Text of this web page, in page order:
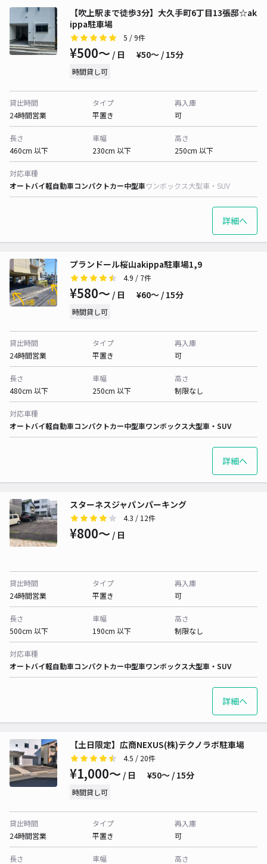
【吹上駅まで徒歩3分】大久手町6丁目13張邸☆ak
ippa駐車場
5 / 9件
¥500〜 / 日 ¥50〜 / 15分
時間貸し可
貸出時間
24時間営業
タイプ
平置き
再入庫
可
長さ
460cm 以下
車幅
230cm 以下
高さ
250cm 以下
対応車種
オートバイ軽自動車コンパクトカー中型車ワンボックス大型車・SUV
詳細へ
プランドール桜山akippa駐車場1,9
4.9 / 7件
¥580〜 / 日 ¥60〜 / 15分
時間貸し可
貸出時間
24時間営業
タイプ
平置き
再入庫
可
長さ
480cm 以下
車幅
250cm 以下
高さ
制限なし
対応車種
オートバイ軽自動車コンパクトカー中型車ワンボックス大型車・SUV
詳細へ
スターネスジャパンパーキング
4.3 / 12件
¥800〜 / 日
貸出時間
24時間営業
タイプ
平置き
再入庫
可
長さ
500cm 以下
車幅
190cm 以下
高さ
制限なし
対応車種
オートバイ軽自動車コンパクトカー中型車ワンボックス大型車・SUV
詳細へ
【土日限定】広商NEXUS(株)テクノラボ駐車場
4.5 / 20件
¥1,000〜 / 日 ¥50〜 / 15分
時間貸し可
貸出時間
24時間営業
タイプ
平置き
再入庫
可
長さ
車幅
高さ